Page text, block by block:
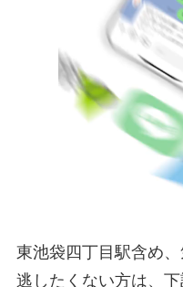
東池袋四丁目駅含め
逃したくない方は、